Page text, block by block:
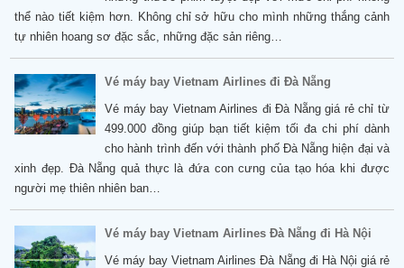
thể nào tiết kiệm hơn. Không chỉ sở hữu cho mình những thắng cảnh
tự nhiên hoang sơ đặc sắc, những đặc sản riêng…
Vé máy bay Vietnam Airlines đi Đà Nẵng
Vé máy bay Vietnam Airlines đi Đà Nẵng giá rẻ chỉ từ
499.000 đồng giúp bạn tiết kiệm tối đa chi phí dành
cho hành trình đến với thành phố Đà Nẵng hiện đại và
xinh đẹp. Đà Nẵng quả thực là đứa con cưng của tạo hóa khi được
người mẹ thiên nhiên ban…
Vé máy bay Vietnam Airlines Đà Nẵng đi Hà Nội
Vé máy bay Vietnam Airlines Đà Nẵng đi Hà Nội giá rẻ